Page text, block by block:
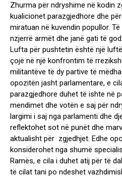
Zhurma për ndryshime në kodin
kualicionet parazgjedhore dhe
miratuan në kuvendin popullor.
nzjerrë armët dhe janë gati të
Lufta për pushtetin është një
çojë në një konfrontim të
militantëve të dy partive të
opozitën jasht parlamentare, e
parazgjedhore duhet të ishte në
mendimet dhe votën e saj për
largimi i saj nga parlamenti dhe
reflektohet sot në punët dhe
aktualisht për zgjedhjet. Edhe
konsiderohet nga shumë
Ramës, e cila i duhet atij për të
të cilat tani po ndeshet